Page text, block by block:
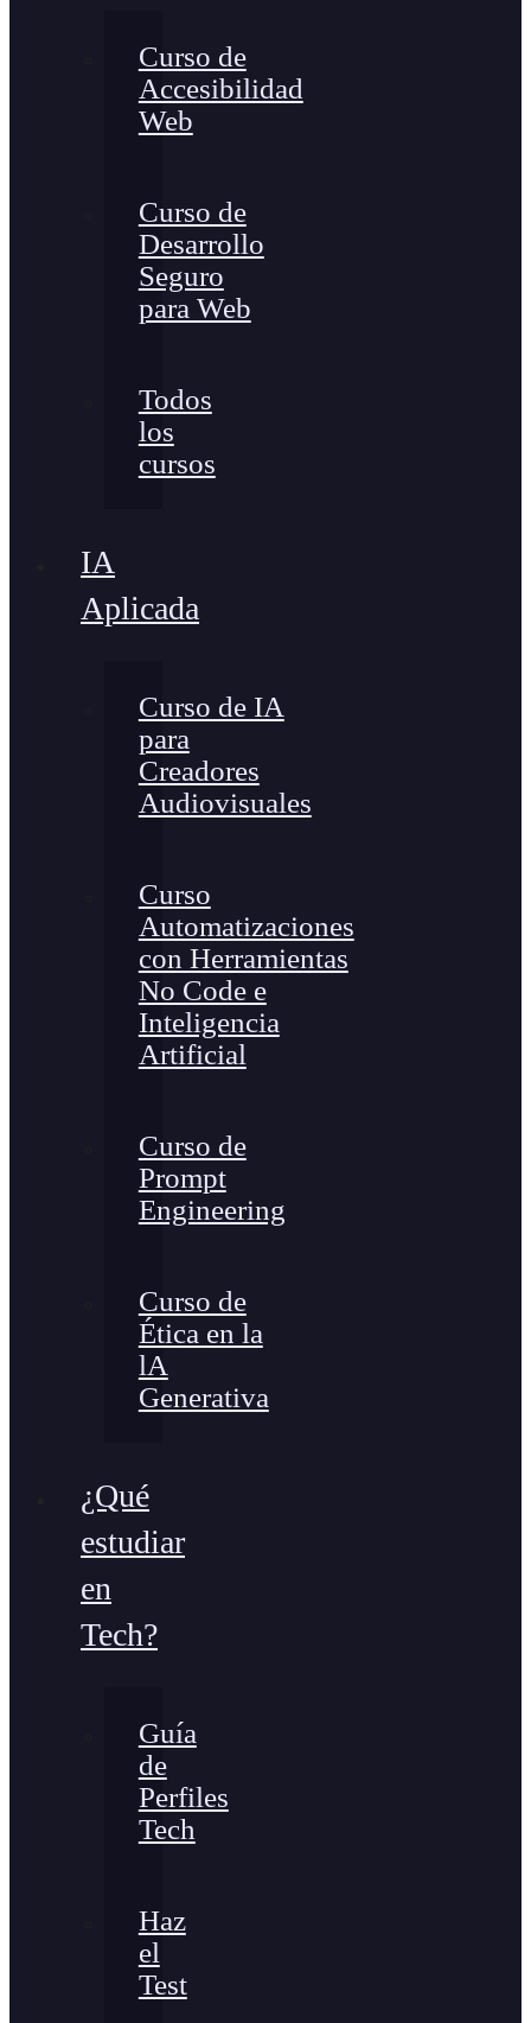
Curso de
Accesibilidad
Web
Curso de
Desarrollo
Seguro
para Web
Todos
los
cursos
IA
Aplicada
Curso de IA
para
Creadores
Audiovisuales
Curso
Automatizaciones
con Herramientas
No Code e
Inteligencia
Artificial
Curso de
Prompt
Engineering
Curso de
Ética en la
lA
Generativa
¿Qué
estudiar
en
Tech?
Guía
de
Perfiles
Tech
Haz
el
Test